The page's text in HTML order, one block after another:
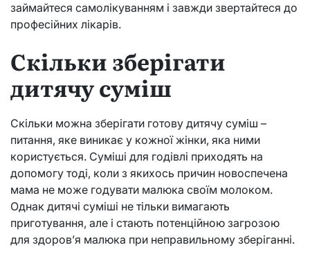
займайтеся самолікуванням і завжди звертайтеся до
професійних лікарів.
Скільки зберігати
дитячу суміш
Скільки можна зберігати готову дитячу суміш –
питання, яке виникає у кожної жінки, яка ними
користується. Суміші для годівлі приходять на
допомогу тоді, коли з якихось причин новоспечена
мама не може годувати малюка своїм молоком.
Однак дитячі суміші не тільки вимагають
приготування, але і стають потенційною загрозою
для здоров’я малюка при неправильному зберіганні.